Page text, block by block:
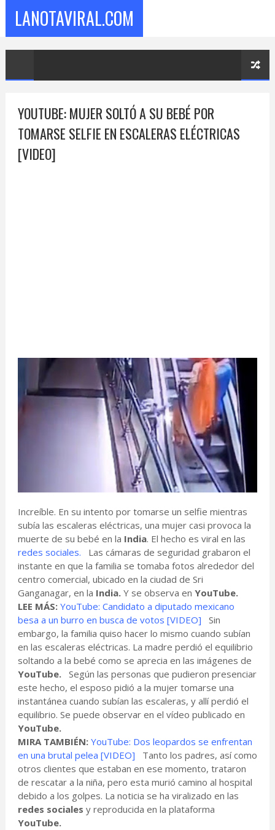
LANOTAVIRAL.COM
YOUTUBE: MUJER SOLTÓ A SU BEBÉ POR
TOMARSE SELFIE EN ESCALERAS ELÉCTRICAS
[VIDEO]
Increíble. En su intento por tomarse un selfie mientras
subía las escaleras eléctricas, una mujer casi provoca la
muerte de su bebé en la India. El hecho es viral en las
redes sociales. Las cámaras de seguridad grabaron el
instante en que la familia se tomaba fotos alrededor del
centro comercial, ubicado en la ciudad de Sri
Ganganagar, en la India.Y se observa en YouTube.
LEE MÁS: YouTube: Candidato a diputado mexicano
besa a un burro en busca de votos [VIDEO] Sin
embargo, la familia quiso hacer lo mismo cuando subían
en las escaleras eléctricas. La madre perdió el equilibrio
soltando a la bebé como se aprecia en las imágenes de
YouTube.Según las personas que pudieron presenciar
este hecho, el esposo pidió a la mujer tomarse una
instantánea cuando subían las escaleras, y allí perdió el
equilibrio. Se puede observar en el vídeo publicado en
YouTube.
MIRA TAMBIÉN: YouTube: Dos leopardos se enfrentan
en una brutal pelea [VIDEO] Tanto los padres, así como
otros clientes que estaban en ese momento, trataron
de rescatar a la niña, pero esta murió camino al hospital
debido a los golpes. La noticia se ha viralizado en las
redes sociales y reproducida en la plataforma
YouTube.